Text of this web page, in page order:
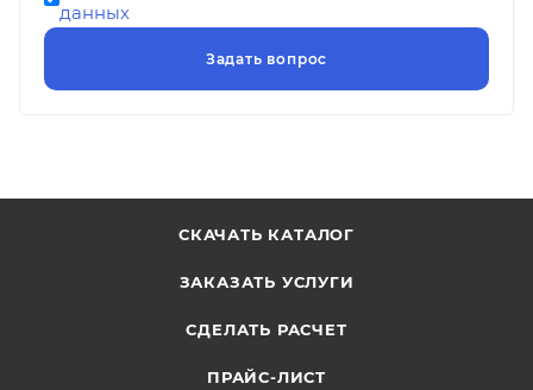
данных
СКАЧАТЬ КАТАЛОГ
ЗАКАЗАТЬ УСЛУГИ
СДЕЛАТЬ РАСЧЕТ
ПРАЙС-ЛИСТ